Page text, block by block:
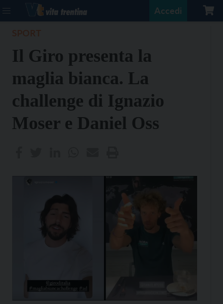
Accedi
Il Giro presenta la
maglia bianca. La
challenge di Ignazio
Moser e Daniel Oss